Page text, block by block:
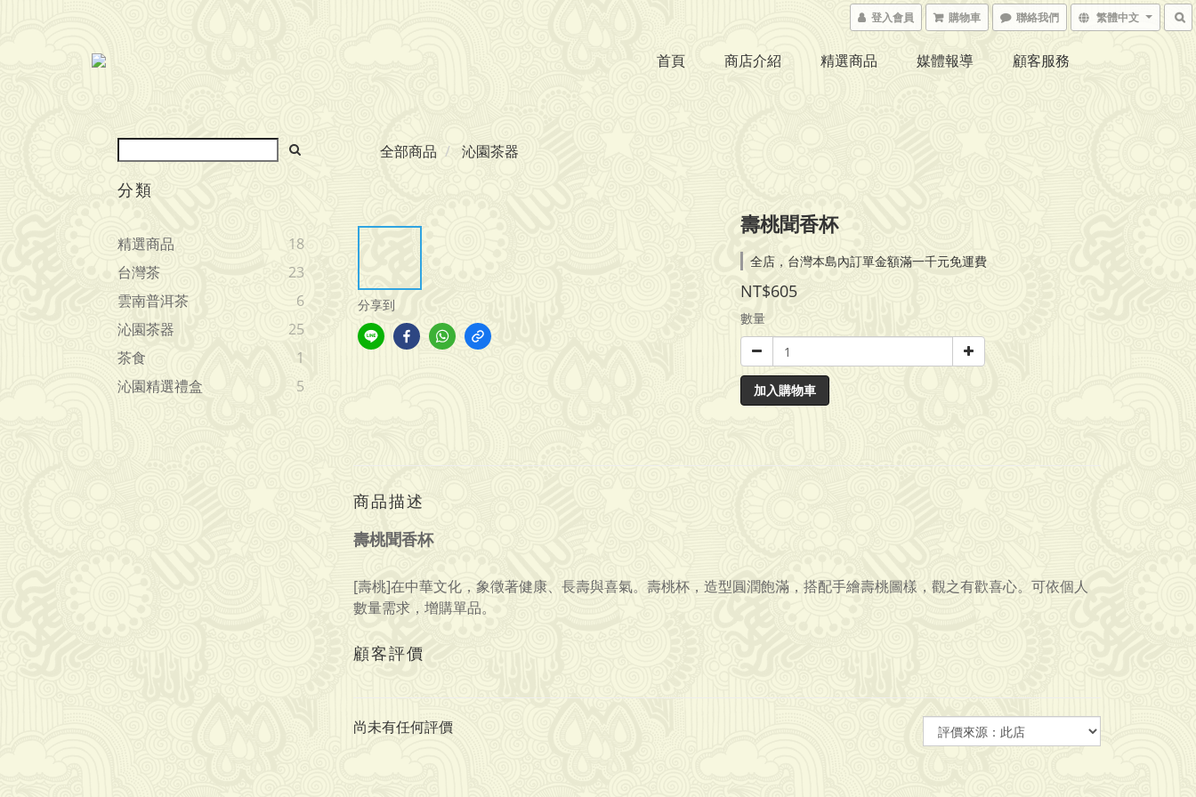
登入會員 購物車 聯絡我們 繁體中文
首頁 商店介紹 精選商品 媒體報導 顧客服務
分類
精選商品
18
台灣茶
23
雲南普洱茶
6
沁園茶器
25
茶食
1
沁園精選禮盒
5
全部商品 沁園茶器
分享到
壽桃聞香杯
全店，台灣本島內訂單金額滿一千元免運費
NT$605
數量
加入購物車
商品描述
壽桃聞香杯
[壽桃]在中華文化，象徵著健康、長壽與喜氣。壽桃杯，造型圓潤飽滿，搭配手繪壽桃圖樣，觀之有歡喜心。 可依個人
數量需求，增購單品。
顧客評價
尚未有任何評價